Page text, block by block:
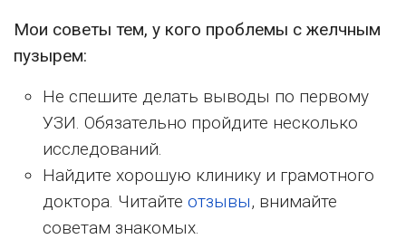
Мои советы тем, у кого проблемы с желчным
пузырем:
Не спешите делать выводы по первому
УЗИ. Обязательно пройдите несколько
исследований.
Найдите хорошую клинику и грамотного
доктора. Читайте отзывы, внимайте
советам знакомых.